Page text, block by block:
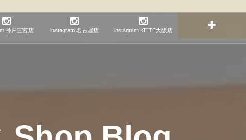
神戸三宮店 instagram 名古屋店 instagram KITTE大阪店